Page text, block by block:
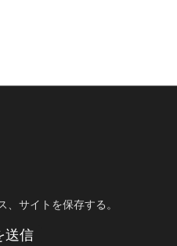
サイトを保存する。